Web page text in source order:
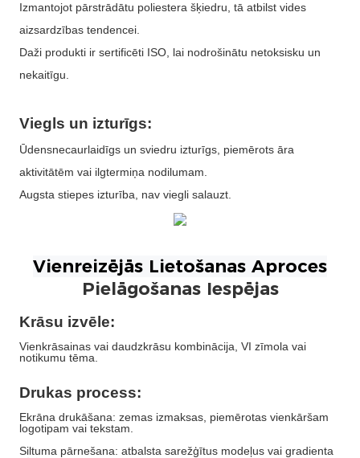
Izmantojot pārstrādātu poliestera šķiedru, tā atbilst vides
aizsardzības tendencei.
Daži produkti ir sertificēti ISO, lai nodrošinātu netoksisku un
nekaitīgu.
Viegls un izturīgs:
Ūdensnecaurlaidīgs un sviedru izturīgs, piemērots āra
aktivitātēm vai ilgtermiņa nodilumam.
Augsta stiepes izturība, nav viegli salauzt.
Pielāgošanas Iespējas
Krāsu izvēle:
Vienkrāsainas vai daudzkrāsu kombinācija, VI zīmola vai
notikumu tēma.
Drukas process:
Ekrāna drukāšana: zemas izmaksas, piemērotas vienkāršam
logotipam vai tekstam.
Siltuma pārnešana: atbalsta sarežģītus modeļus vai gradienta